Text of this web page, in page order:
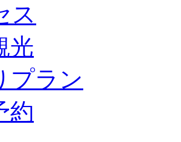
ス
光
プラン
約